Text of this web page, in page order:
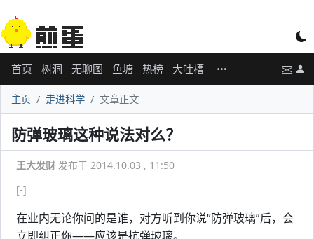
首页 树洞 无聊图 鱼塘 热榜 大吐槽
主页 走进科学 文章正文
防弹玻璃这种说法对么？
王大发财 发布于 2014.10.03 , 11:50
[-]
在业内无论你问的是谁，对方听到你说“防弹玻璃”后，会
立即纠正你——应该是抗弹玻璃。